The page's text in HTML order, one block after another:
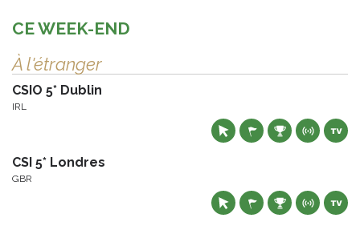
CE WEEK-END
À l'étranger
CSIO 5* Dublin
IRL
CSI 5* Londres
GBR